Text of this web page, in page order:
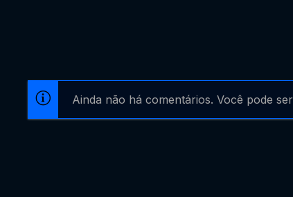
Ainda não há comentários. Você pode